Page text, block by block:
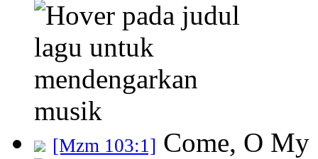
[Mzm 103:1] Come, O My